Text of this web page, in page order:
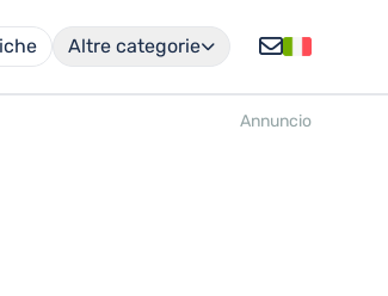
Altre categorie
Annuncio